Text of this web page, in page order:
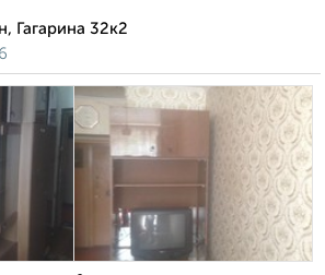
Гагарина 32к2